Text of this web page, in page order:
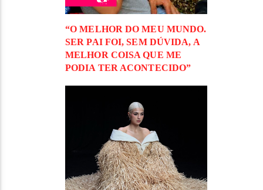
“O MELHOR DO MEU MUNDO.
SER PAI FOI, SEM DÚVIDA, A
MELHOR COISA QUE ME
PODIA TER ACONTECIDO”